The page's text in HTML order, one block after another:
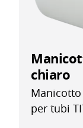
chiaro
per tubi